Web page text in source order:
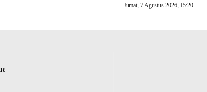
Jumat, 7 Agustus 2026, 15:20